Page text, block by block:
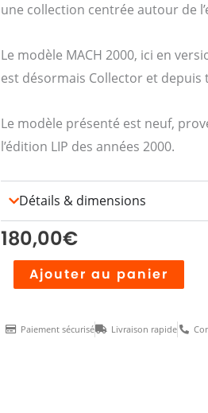
une collection centrée autour de
Le modèle MACH 2000, ici en
est désormais Collector et depuis
Le modèle présenté est neuf,
l’édition LIP des années 2000.
Détails & dimensions
180,00€
quantité
de
Ajouter au panier
Paiement sécurisé Livraison rapide